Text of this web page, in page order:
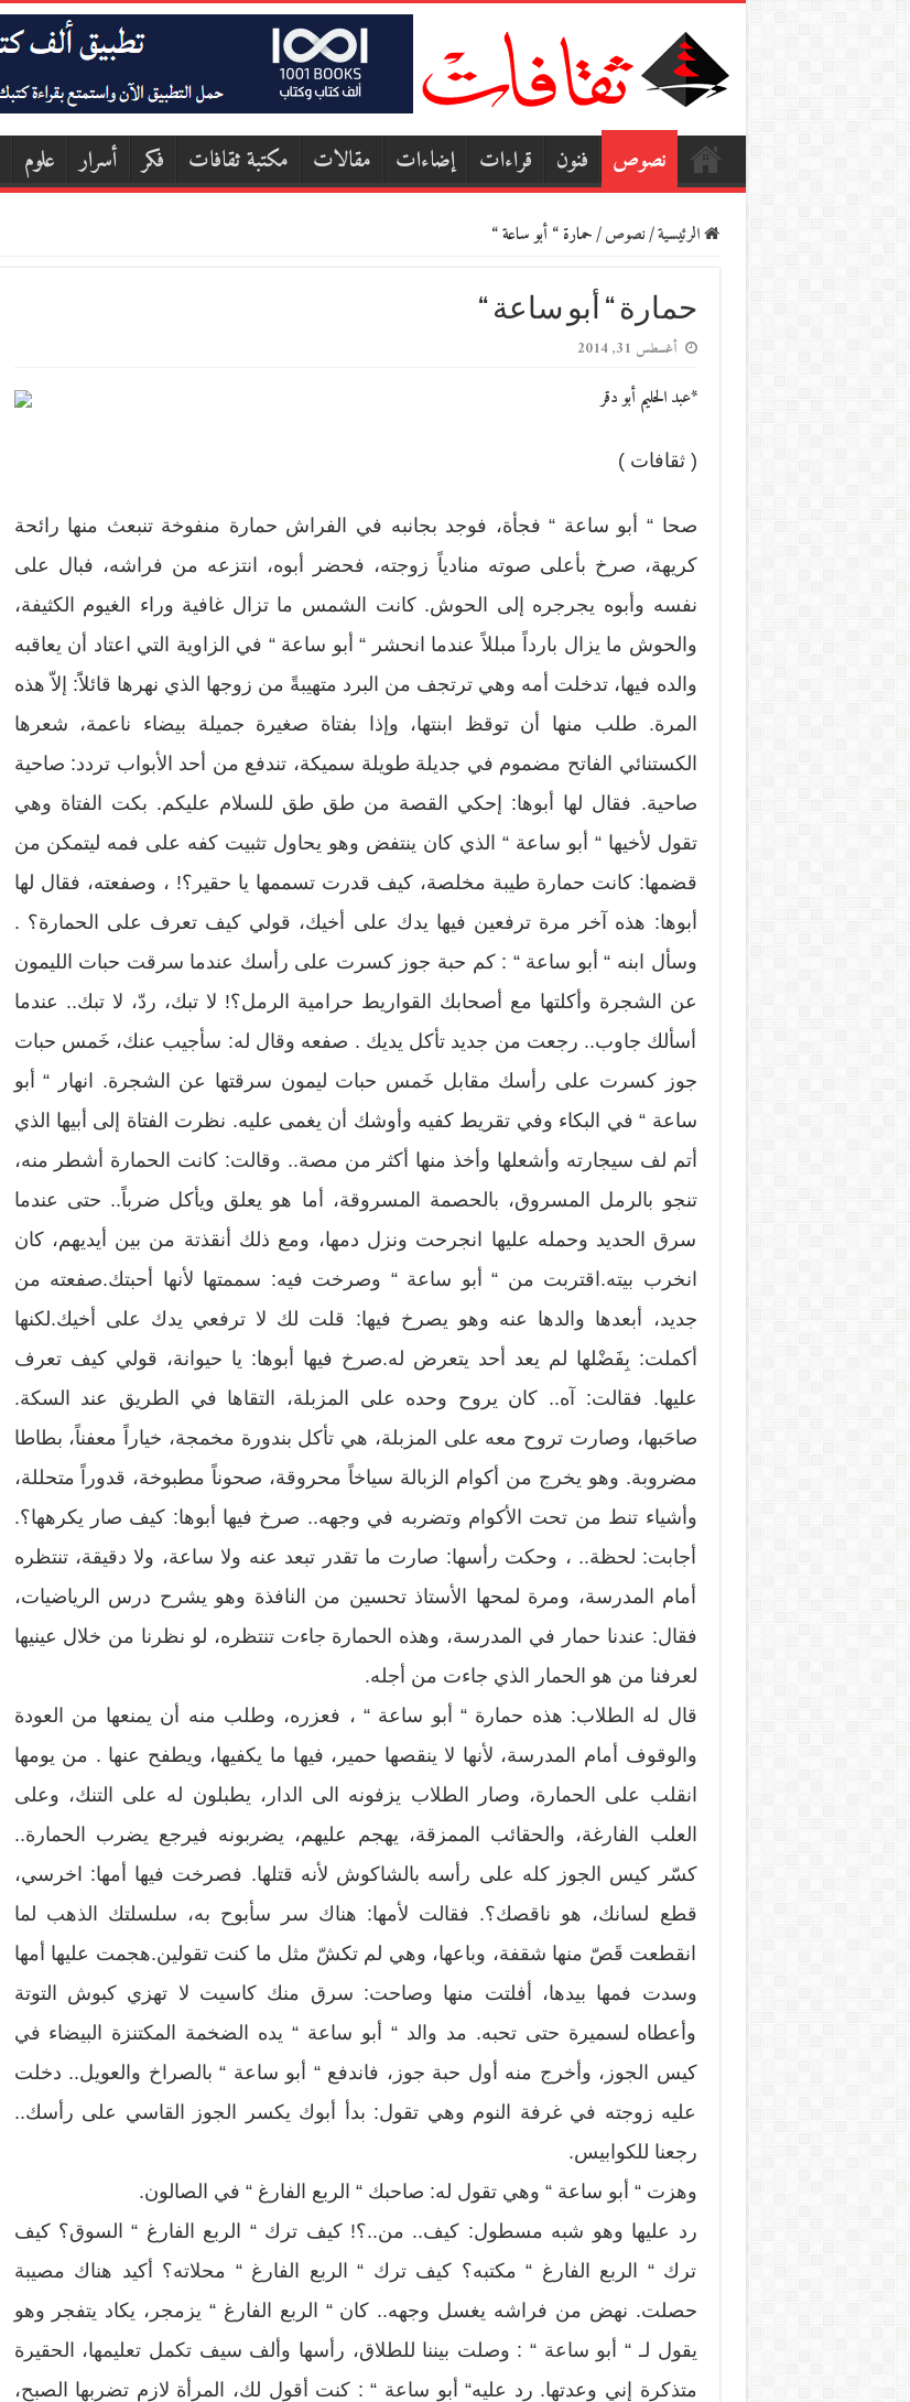
نصوص فنون قراءات إضاءات مقالات مكتبة ثقافات فكر أسرار علوم
الرئيسية/نصوص/حمارة “ أبو ساعة “
حمارة “ أبو ساعة “
أغسطس 31, 2014
*عبد الحليم أبو دقر
( ثقافات )
صحا “ أبو ساعة “ فجأة، فوجد بجانبه في الفراش حمارة منفوخة تنبعث منها رائحة
كريهة، صرخ بأعلى صوته منادياً زوجته، فحضر أبوه، انتزعه من فراشه، فبال على
نفسه وأبوه يجرجره إلى الحوش. كانت الشمس ما تزال غافية وراء الغيوم الكثيفة،
والحوش ما يزال بارداً مبللاً عندما انحشر “ أبو ساعة “ في الزاوية التي اعتاد أن يعاقبه
والده فيها، تدخلت أمه وهي ترتجف من البرد متهيبةً من زوجها الذي نهرها قائلاًَ: إلاّ هذه
المرة. طلب منها أن توقظ ابنتها، وإذا بفتاة صغيرة جميلة بيضاء ناعمة، شعرها
الكستنائي الفاتح مضموم في جديلة طويلة سميكة، تندفع من أحد الأبواب تردد: صاحية
صاحية. فقال لها أبوها: إحكي القصة من طق طق للسلام عليكم. بكت الفتاة وهي
تقول لأخيها “ أبو ساعة “ الذي كان ينتفض وهو يحاول تثبيت كفه على فمه ليتمكن من
قضمها: كانت حمارة طيبة مخلصة، كيف قدرت تسممها يا حقير؟! ، وصفعته، فقال لها
أبوها: هذه آخر مرة ترفعين فيها يدك على أخيك، قولي كيف تعرف على الحمارة؟ .
وسأل ابنه “ أبو ساعة “ : كم حبة جوز كسرت على رأسك عندما سرقت حبات الليمون
عن الشجرة وأكلتها مع أصحابك القواريط حرامية الرمل؟! لا تبك، ردّ، لا تبك.. عندما
أسألك جاوب.. رجعت من جديد تأكل يديك . صفعه وقال له: سأجيب عنك، خَمس حبات
جوز كسرت على رأسك مقابل خَمس حبات ليمون سرقتها عن الشجرة. انهار “ أبو
ساعة “ في البكاء وفي تقريط كفيه وأوشك أن يغمى عليه. نظرت الفتاة إلى أبيها الذي
أتم لف سيجارته وأشعلها وأخذ منها أكثر من مصة.. وقالت: كانت الحمارة أشطر منه،
تنجو بالرمل المسروق، بالحصمة المسروقة، أما هو يعلق ويأكل ضرباً.. حتى عندما
سرق الحديد وحمله عليها انجرحت ونزل دمها، ومع ذلك أنقذتة من بين أيديهم، كان
انخرب بيته.اقتربت من “ أبو ساعة “ وصرخت فيه: سممتها لأنها أحبتك.صفعته من
جديد، أبعدها والدها عنه وهو يصرخ فيها: قلت لك لا ترفعي يدك على أخيك.لكنها
أكملت: بِفَضْلها لم يعد أحد يتعرض له.صرخ فيها أبوها: يا حيوانة، قولي كيف تعرف
عليها. فقالت: آه.. كان يروح وحده على المزبلة، التقاها في الطريق عند السكة.
صاحَبها، وصارت تروح معه على المزبلة، هي تأكل بندورة مخمجة، خياراً معفناً، بطاطا
مضروبة. وهو يخرج من أكوام الزبالة سياخاً محروقة، صحوناً مطبوخة، قدوراً متحللة،
وأشياء تنط من تحت الأكوام وتضربه في وجهه.. صرخ فيها أبوها: كيف صار يكرهها؟.
أجابت: لحظة.. ، وحكت رأسها: صارت ما تقدر تبعد عنه ولا ساعة، ولا دقيقة، تنتظره
أمام المدرسة، ومرة لمحها الأستاذ تحسين من النافذة وهو يشرح درس الرياضيات،
فقال: عندنا حمار في المدرسة، وهذه الحمارة جاءت تنتظره، لو نظرنا من خلال عينيها
لعرفنا من هو الحمار الذي جاءت من أجله.
قال له الطلاب: هذه حمارة “ أبو ساعة “ ، فعزره، وطلب منه أن يمنعها من العودة
والوقوف أمام المدرسة، لأنها لا ينقصها حمير، فيها ما يكفيها، ويطفح عنها . من يومها
انقلب على الحمارة، وصار الطلاب يزفونه الى الدار، يطبلون له على التنك، وعلى
العلب الفارغة، والحقائب الممزقة، يهجم عليهم، يضربونه فيرجع يضرب الحمارة..
كسّر كيس الجوز كله على رأسه بالشاكوش لأنه قتلها. فصرخت فيها أمها: اخرسي،
قطع لسانك، هو ناقصك؟. فقالت لأمها: هناك سر سأبوح به، سلسلتك الذهب لما
انقطعت قَصّ منها شقفة، وباعها، وهي لم تكشّ مثل ما كنت تقولين.هجمت عليها أمها
وسدت فمها بيدها، أفلتت منها وصاحت: سرق منك كاسيت لا تهزي كبوش التوتة
وأعطاه لسميرة حتى تحبه. مد والد “ أبو ساعة “ يده الضخمة المكتنزة البيضاء في
كيس الجوز، وأخرج منه أول حبة جوز، فاندفع “ أبو ساعة “ بالصراخ والعويل.. دخلت
عليه زوجته في غرفة النوم وهي تقول: بدأ أبوك يكسر الجوز القاسي على رأسك..
رجعنا للكوابيس.
وهزت “ أبو ساعة “ وهي تقول له: صاحبك “ الربع الفارغ “ في الصالون.
رد عليها وهو شبه مسطول: كيف.. من..؟! كيف ترك “ الربع الفارغ “ السوق؟‍ كيف
ترك “ الربع الفارغ “ مكتبه؟ كيف ترك “ الربع الفارغ “ محلاته؟ أكيد هناك مصيبة
حصلت. نهض من فراشه يغسل وجهه.. كان “ الربع الفارغ “ يزمجر، يكاد يتفجر وهو
يقول لـ “ أبو ساعة “ : وصلت بيننا للطلاق، رأسها وألف سيف تكمل تعليمها، الحقيرة
متذكرة إني وعدتها. رد عليه“ أبو ساعة “ : كنت أقول لك، المرأة لازم تضربها الصبح،